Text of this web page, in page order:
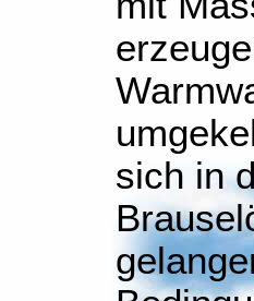
sich in